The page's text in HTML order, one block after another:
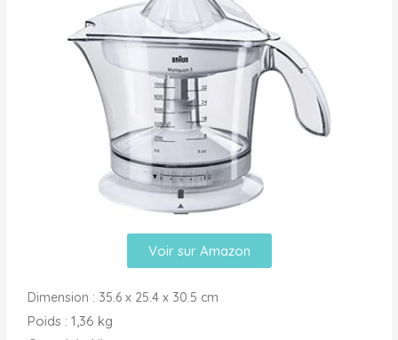
Voir sur Amazon
Dimension : 35.6 x 25.4 x 30.5 cm
Poids : 1,36 kg